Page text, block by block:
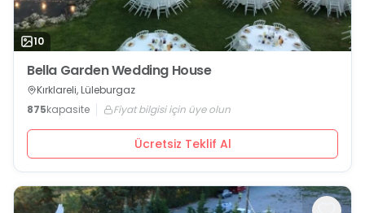
10
Bella Garden Wedding House
Kırklareli, Lüleburgaz
875kapasite Fiyat bilgisi için üye olun
Ücretsiz Teklif Al